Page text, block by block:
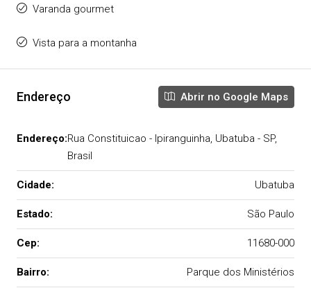
Varanda gourmet
Vista para a montanha
Endereço Abrir no Google Maps
Endereço:Rua Constituicao - Ipiranguinha, Ubatuba - SP,
Brasil
Cidade: Ubatuba
Estado: São Paulo
Cep: 11680-000
Bairro: Parque dos Ministérios